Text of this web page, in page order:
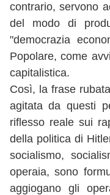
contrario, servono
del modo di
"democrazia
Popolare, come
capitalistica.
Così, la frase
agitata da questi
riflesso reale sui
della politica di
socialismo,
operaia, sono
aggiogano gli